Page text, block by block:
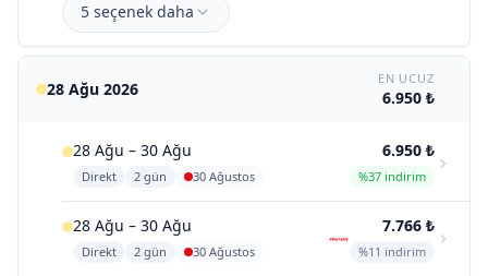
5 seçenek daha
28 Ağu 2026
EN UCUZ
6.950 ₺
28 Ağu – 30 Ağu
Direkt 2 gün 30 Ağustos
6.950 ₺
%37 indirim
28 Ağu – 30 Ağu
Direkt 2 gün 30 Ağustos
7.766 ₺
%11 indirim